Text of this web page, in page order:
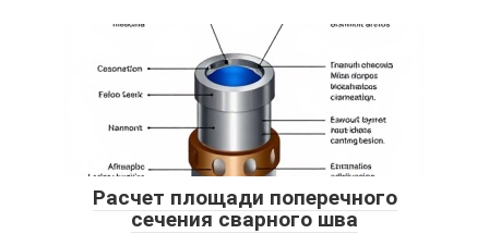
Расчет площади поперечного
сечения сварного шва